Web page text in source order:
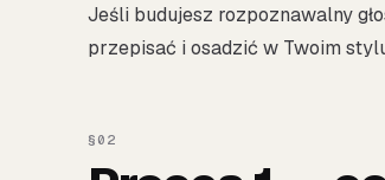
Jeśli budujesz rozpoznawalny
przepisać i osadzić w Twoim